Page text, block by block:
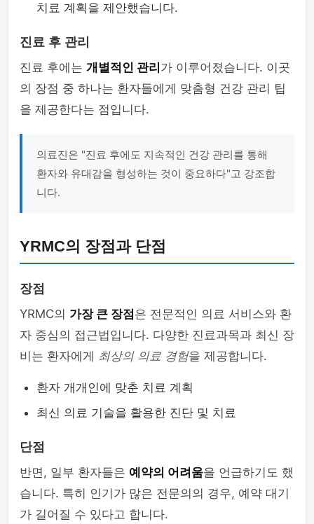
치료 계획을 제안했습니다.
진료 후 관리
진료 후에는 개별적인 관리 가 이루어졌습니다. 이곳
의 장점 중 하나는 환자들에게 맞춤형 건강 관리 팁
을 제공한다는 점입니다.
의료진은 "진료 후에도 지속적인 건강 관리를 통해
환자와 유대감을 형성하는 것이 중요하다"고 강조합
니다.
YRMC의 장점과 단점
장점
YRMC의 가장 큰 장점은 전문적인 의료 서비스와 환
자 중심의 접근법입니다. 다양한 진료과목과 최신 장
비는 환자에게 최상의 의료 경험을 제공합니다.
환자 개개인에 맞춘 치료 계획
최신 의료 기술을 활용한 진단 및 치료
단점
반면, 일부 환자들은 예약의 어려움을 언급하기도 했
습니다. 특히 인기가 많은 전문의의 경우, 예약 대기
가 길어질 수 있다고 합니다.